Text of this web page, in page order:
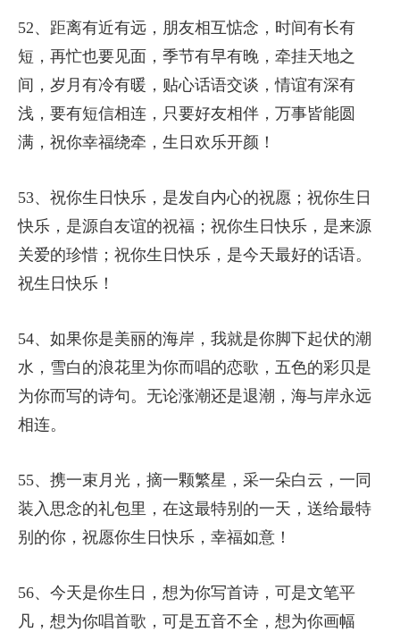
52、距离有近有远，朋友相互惦念，时间有长有
短，再忙也要见面，季节有早有晚，牵挂天地之
间，岁月有冷有暖，贴心话语交谈，情谊有深有
浅，要有短信相连，只要好友相伴，万事皆能圆
满，祝你幸福绕牵，生日欢乐开颜！
53、祝你生日快乐，是发自内心的祝愿；祝你生日
快乐，是源自友谊的祝福；祝你生日快乐，是来源
关爱的珍惜；祝你生日快乐，是今天最好的话语。
祝生日快乐！
54、如果你是美丽的海岸，我就是你脚下起伏的潮
水，雪白的浪花里为你而唱的恋歌，五色的彩贝是
为你而写的诗句。无论涨潮还是退潮，海与岸永远
相连。
55、携一束月光，摘一颗繁星，采一朵白云，一同
装入思念的礼包里，在这最特别的一天，送给最特
别的你，祝愿你生日快乐，幸福如意！
56、今天是你生日，想为你写首诗，可是文笔平
凡，想为你唱首歌，可是五音不全，想为你画幅